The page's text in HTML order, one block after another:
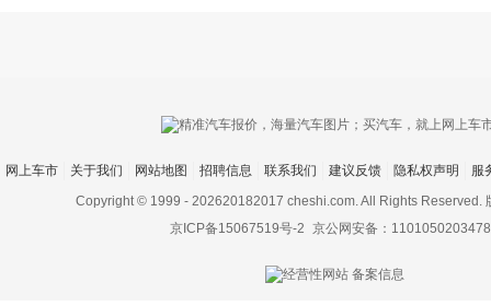
网上车市 关于我们 网站地图 招聘信息 联系我们 建议反馈 隐私权声明
服
Copyright © 1999 - 202620182017 cheshi.com. All Rights Reserved.
京ICP备15067519号-2 京公网安备：